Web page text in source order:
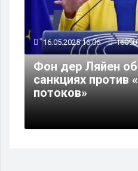
16.05.2025 16:06 16090
Фон дер Ляйен
санкциях против
потоков»